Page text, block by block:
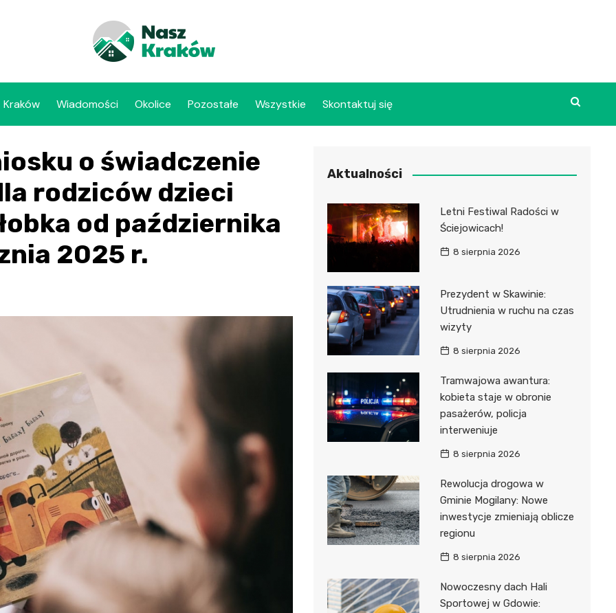
Kraków Wiadomości Okolice Pozostałe Wszystkie Skontaktuj się
o świadczenie
rodziców dzieci
od października
2025 r.
Aktualności
Letni Festiwal Radości w
Ściejowicach!
8 sierpnia 2026
Prezydent w Skawinie:
Utrudnienia w ruchu na czas
wizyty
8 sierpnia 2026
Tramwajowa awantura:
kobieta staje w obronie
pasażerów, policja
interweniuje
8 sierpnia 2026
Rewolucja drogowa w
Gminie Mogilany: Nowe
inwestycje zmieniają oblicze
regionu
8 sierpnia 2026
Nowoczesny dach Hali
Sportowej w Gdowie: